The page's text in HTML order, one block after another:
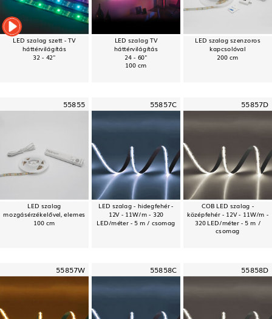
LED szalag szett - TV
háttérvilágítás
32 - 42"
LED szalag TV
háttérvilágítás
24 - 60"
100 cm
LED szalag szenzoros
kapcsolóval
200 cm
55855
LED szalag
mozgásérzékelővel, elemes
100 cm
55857C
LED szalag - hidegfehér -
12V - 11W/m - 320
LED/méter - 5 m / csomag
55857D
COB LED szalag -
középfehér - 12V - 11W/m -
320 LED/méter - 5 m /
csomag
55857W 55858C 55858D